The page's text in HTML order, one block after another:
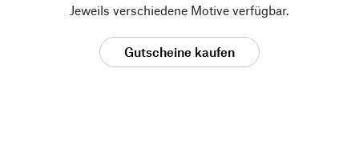
Jeweils verschiedene Motive verfügbar.
Gutscheine kaufen